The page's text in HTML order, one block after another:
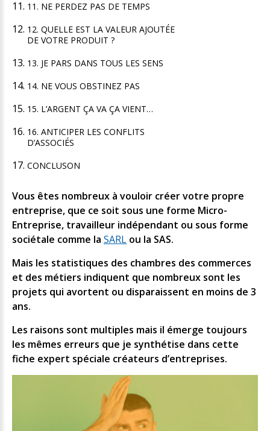
11. NE PERDEZ PAS DE TEMPS
12. QUELLE EST LA VALEUR AJOUTÉE
DE VOTRE PRODUIT ?
13. JE PARS DANS TOUS LES SENS
14. NE VOUS OBSTINEZ PAS
15. L’ARGENT ÇA VA ÇA VIENT…
16. ANTICIPER LES CONFLITS
D’ASSOCIÉS
CONCLUSON
Vous êtes nombreux à vouloir créer votre propre
entreprise, que ce soit sous une forme Micro-
Entreprise, travailleur indépendant ou sous forme
sociétale comme la SARL ou la SAS.
Mais les statistiques des chambres des commerces
et des métiers indiquent que nombreux sont les
projets qui avortent ou disparaissent en moins de 3
ans.
Les raisons sont multiples mais il émerge toujours
les mêmes erreurs que je synthétise dans cette
fiche expert spéciale créateurs d’entreprises.